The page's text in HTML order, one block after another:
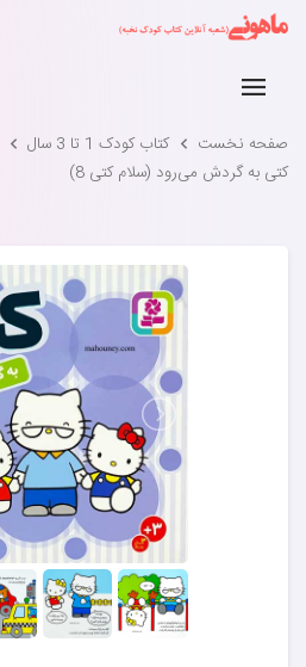
صفحه نخست کتاب کودک 1 تا 3 سال
کتی به گردش می‌رود (سلام کتی 8)